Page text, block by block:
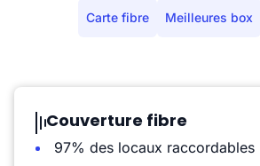
Carte fibre Meilleures box
Couverture fibre
97% des locaux raccordables